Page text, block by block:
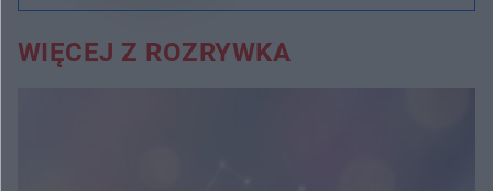
WIĘCEJ Z ROZRYWKA